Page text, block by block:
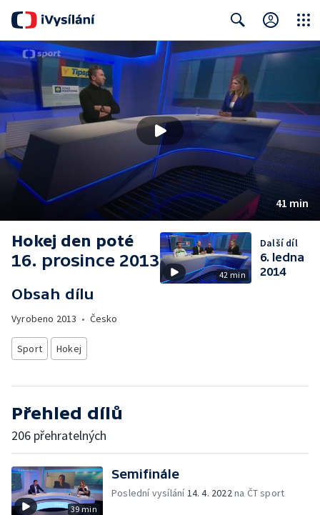
Search Close
41 min
Hokej den poté
16. prosince 2013
Obsah dílu
Vyrobeno 2013 • Česko
Sport Hokej
42 min
Další díl
6. ledna
2014
Přehled dílů
206 přehratelných
39 min
Semifinále
Poslední vysílání14. 4. 2022na ČT sport